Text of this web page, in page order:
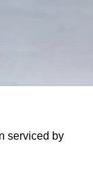
serviced by